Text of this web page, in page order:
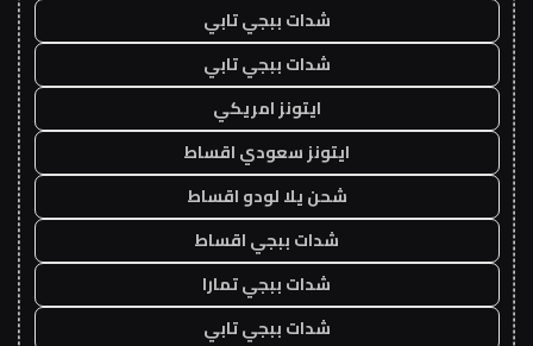
شدات ببجي تابي
شدات ببجي تابي
ايتونز امريكي
ايتونز سعودي اقساط
شحن يلا لودو اقساط
شدات ببجي اقساط
شدات ببجي تمارا
شدات ببجي تابي